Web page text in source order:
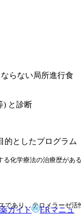
としたプログラム
ガイド
ERマニュ
らない局所進行食
) と診断
化学療法の治療歴が
であり､ テロメラー